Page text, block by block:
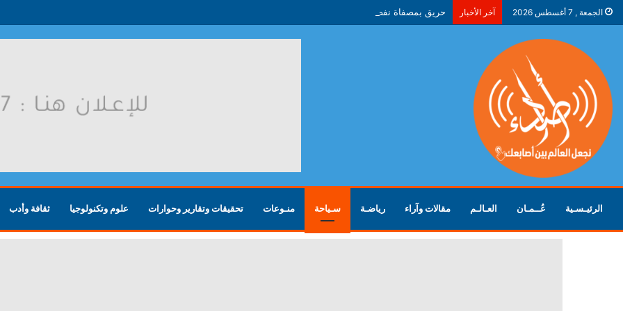
الجمعة , 7 أغسطس 2026 آخر الأخبار حريق بمصفاة نفط في ياروسلافل الروسية بعد هجوم أوكراني
الرئيـسـية عُــمـان العـالـم مقالات وآراء رياضـة سـياحة منـوعات تحقيقات وتقارير وحوارات علوم وتكنولوجيا ثقافة وأدب